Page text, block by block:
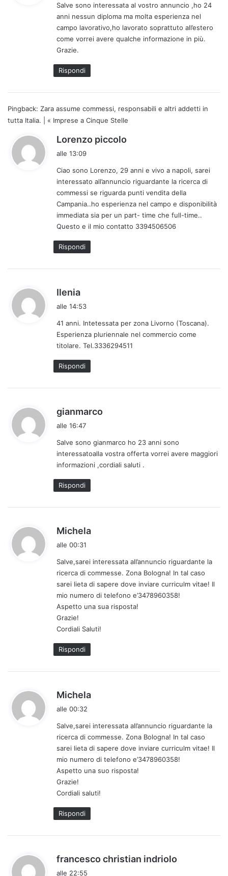
e
t
t
o
Salve sono interessata al vostro annuncio ,ho 24
anni nessun diploma ma molta esperienza nel
campo lavorativo,ho lavorato soprattuto all’estero
come vorrei avere qualche informazione in più.
Grazie.
Rispondi
Pingback: Zara assume commessi, responsabili e altri addetti in
tutta Italia. | « Imprese a Cinque Stelle
Lorenzo piccolo
e
t
t
o
:
alle 13:09
Ciao sono Lorenzo, 29 anni e vivo a napoli, sarei
interessato all’annuncio riguardante la ricerca di
commessi se riguarda punti vendita della
Campania..ho esperienza nel campo e disponibilità
immediata sia per un part- time che full-time..
Questo e il mio contatto 3394506506
Rispondi
Ilenia
e
t
o
:
alle 14:53
41 anni. Intetessata per zona Livorno (Toscana).
Esperienza pluriennale nel commercio come
titolare. Tel.3336294511
Rispondi
gianmarco
e
t
alle 16:47
Salve sono gianmarco ho 23 anni sono
interessatoalla vostra offerta vorrei avere maggiori
informazioni ,cordiali saluti .
Rispondi
Michela
e
t
t
o
:
alle 00:31
Salve,sarei interessata all’annuncio riguardante la
ricerca di commesse. Zona Bologna! In tal caso
sarei lieta di sapere dove inviare curriculm vitae! Il
mio numero di telefono e’3478960358!
Aspetto una sua risposta!
Grazie!
Cordiali Saluti!
Rispondi
Michela
e
t
t
o
:
alle 00:32
Salve,sarei interessata all’annuncio riguardante la
ricerca di commesse. Zona Bologna! In tal caso
sarei lieta di sapere dove inviare curriculm vitae! Il
mio numero di telefono e’3478960358!
Aspetto una suo risposta!
Grazie!
Cordiali saluti!
Rispondi
francesco christian indriolo
alle 22:55